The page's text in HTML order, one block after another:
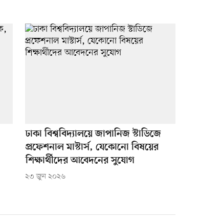
ঢাকা বিশ্ববিদ্যালয়ে জাপানিজ স্টাডিজে
প্রফেশনাল মাস্টার্স, যেকোনো বিষয়ের
শিক্ষার্থীদের আবেদনের সুযোগ
২৩ জুন ২০২৬